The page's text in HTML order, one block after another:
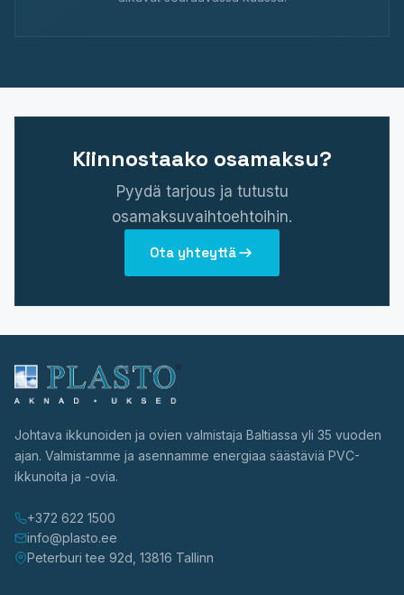
Kiinnostaako osamaksu?
Pyydä tarjous ja tutustu
osamaksuvaihtoehtoihin.
Ota yhteyttä
Johtava ikkunoiden ja ovien valmistaja Baltiassa yli 35 vuoden
ajan. Valmistamme ja asennamme energiaa säästäviä PVC-
ikkunoita ja -ovia.
+372 622 1500
info@plasto.ee
Peterburi tee 92d, 13816 Tallinn